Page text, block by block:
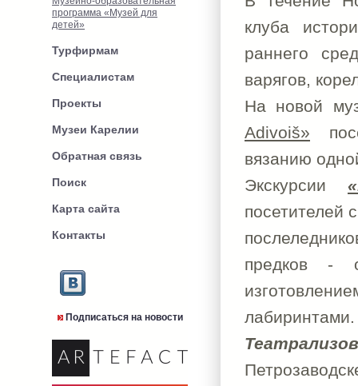
программа «Музей для
детей»
Турфирмам
Специалистам
Проекты
Музеи Карелии
Обратная связь
Поиск
Карта сайта
Контакты
Подписаться на новости
клуба
раннего
варягов,
На новой
Adivoiš»
вязанию
Экскурсии
посетителей
предков -
лабиринтами.